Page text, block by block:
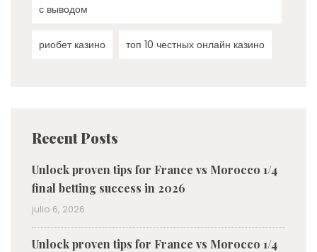
с выводом
риобет казино топ 10 честных онлайн казино
Recent Posts
Unlock proven tips for France vs Morocco 1/4
final betting success in 2026
julio 6, 2026
Unlock proven tips for France vs Morocco 1/4